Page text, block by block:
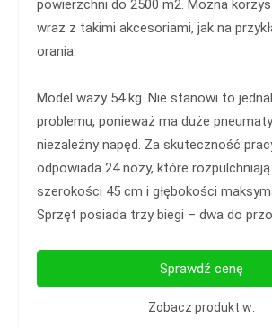
powierzchni do 2500 m2. Można
wraz z takimi akcesoriami, jak na
orania.
Model waży 54 kg. Nie stanowi to
problemu, ponieważ ma duże
niezależny napęd. Za skuteczność
odpowiada 24 noży, które
szerokości 45 cm i głębokości
Sprzęt posiada trzy biegi – dwa do
Sprawdź cenę
Zobacz produkt w: